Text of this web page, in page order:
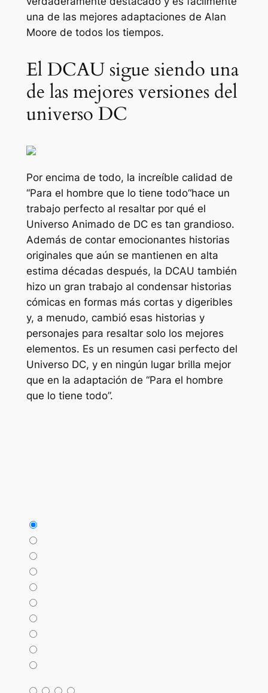
una de las mejores adaptaciones de Alan
Moore de todos los tiempos.
El DCAU sigue siendo una
de las mejores versiones del
universo DC
Por encima de todo, la increíble calidad de
“Para el hombre que lo tiene todo“hace un
trabajo perfecto al resaltar por qué el
Universo Animado de DC es tan grandioso.
Además de contar emocionantes historias
originales que aún se mantienen en alta
estima décadas después, la DCAU también
hizo un gran trabajo al condensar historias
cómicas en formas más cortas y digeribles
y, a menudo, cambió esas historias y
personajes para resaltar solo los mejores
elementos. Es un resumen casi perfecto del
Universo DC, y en ningún lugar brilla mejor
que en la adaptación de “Para el hombre
que lo tiene todo”.